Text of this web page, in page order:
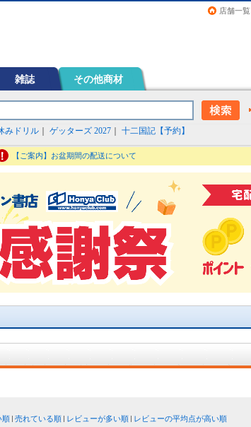
店舗一覧
雑誌 その他商材
みドリル ゲッターズ 2027 十二国記【予約】
【ご案内】お盆期間の配送について
順 売れている順 レビューが多い順
レビューの平均点が高い順